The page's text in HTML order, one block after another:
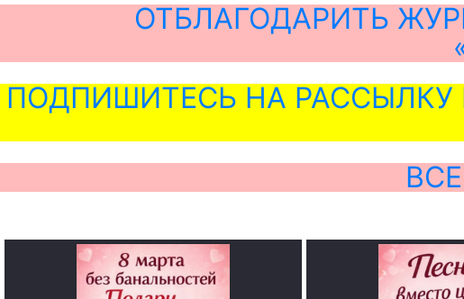
ОТБЛАГОДАРИТЬ
ПОДПИШИТЕСЬ НА РАССЫЛКУ